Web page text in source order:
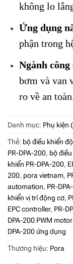
không lo
Ứng dụng
phận trong
Ngành
bơm và van
ro về an
Danh mục: Phụ kiện
Thẻ: bộ điều khiển
PR-DPA-200, bộ
khiển PR-DPA-200,
200, pora vietnam,
automation, PR-
khiển vị trí động cơ,
EPC controller, PR-
DPA-200 PWM
DPA-200 ứng dụng
Thương hiệu: Pora